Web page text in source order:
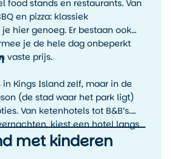
food stands en restaurants. Van
en pizza: klassiek
hier genoeg. Er bestaan ook
je de hele dag onbeperkt
vaste prijs.
in Kings Island zelf, maar in de
(de stad waar het park ligt)
Van ketenhotels tot B&B’s.
kiest een hotel langs
met kinderen